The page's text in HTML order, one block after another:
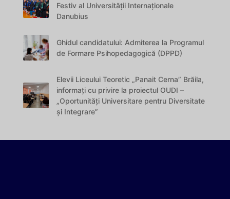
Festiv al Universității Internaționale
Danubius
Ghidul candidatului: Admiterea la Programul
de Formare Psihopedagogică (DPPD)
Elevii Liceului Teoretic „Panait Cerna” Brăila,
informați cu privire la proiectul OUDI –
„Oportunități Universitare pentru Diversitate
și Integrare”